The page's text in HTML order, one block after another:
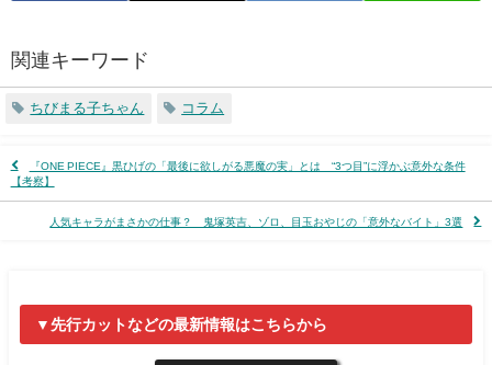
関連キーワード
ちびまる子ちゃん コラム
『ONE PIECE』黒ひげの「最後に欲しがる悪魔の実」とは “3つ目”に浮かぶ意外な条件
【考察】
人気キャラがまさかの仕事？ 鬼塚英吉、ゾロ、目玉おやじの「意外なバイト」3選
▼先行カットなどの最新情報はこちらから